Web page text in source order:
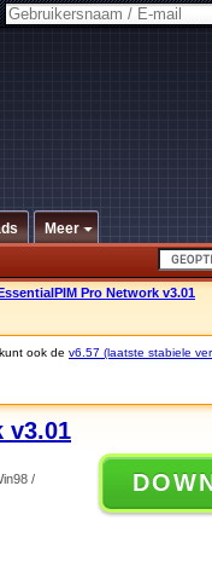
Meer
Pro Network v3.01
ook de v6.57 (laatste stabiele
v3.01
/